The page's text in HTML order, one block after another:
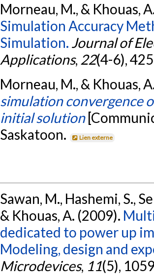
Morneau, M., & Khouas,
Simulation Accuracy
Simulation. Journal of
Applications, 22(4-6),
Morneau, M., & Khouas,
simulation convergence
initial solution
Saskatoon.
Lien externe
Sawan, M., Hashemi, S.,
& Khouas, A. (2009).
dedicated to power up
Modeling, design and
Microdevices, 11(5),